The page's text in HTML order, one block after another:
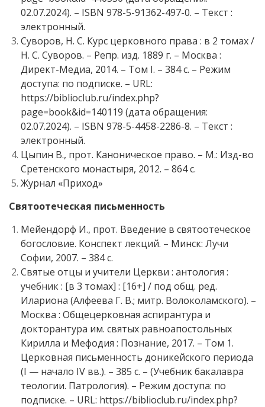
02.07.2024). – ISBN 978-5-91362-497-0. – Текст :
электронный.
Суворов, Н. С. Курс церковного права : в 2 томах /
Н. С. Суворов. – Репр. изд. 1889 г. – Москва :
Директ-Медиа, 2014. – Том I. – 384 с. – Режим
доступа: по подписке. – URL:
https://biblioclub.ru/index.php?
page=book&id=140119 (дата обращения:
02.07.2024). – ISBN 978-5-4458-2286-8. – Текст :
электронный.
Цыпин В., прот. Каноническое право. – М.: Изд-во
Сретенского монастыря, 2012. – 864 с.
Журнал «Приход»
Святоотеческая письменность
Мейендорф И., прот. Введение в святоотеческое
богословие. Конспект лекций. – Минск: Лучи
Софии, 2007. – 384 с.
Святые отцы и учители Церкви : антология :
учебник : [в 3 томах] : [16+] / под общ. ред.
Илариона (Алфеева Г. В.; митр. Волоколамского). –
Москва : Общецерковная аспирантура и
докторантура им. святых равноапостольных
Кирилла и Мефодия : Познание, 2017. – Том 1.
Церковная письменность доникейского периода
(I — начало IV вв.). – 385 с. – (Учебник бакалавра
теологии. Патрология). – Режим доступа: по
подписке. – URL: https://biblioclub.ru/index.php?